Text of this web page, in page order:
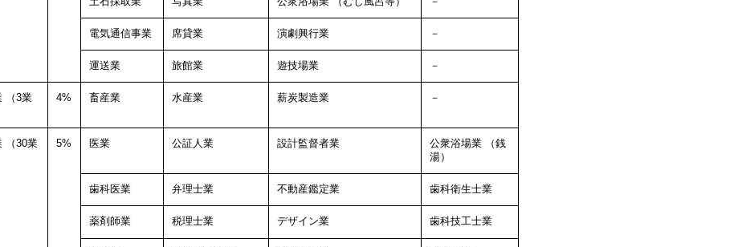
電気通信事業 席貸業 演劇興行業 －
運送業 旅館業 遊技場業 －
（3業
4% 畜産業 水産業 薪炭製造業 －
（30業
5% 医業 公証人業 設計監督者業 公衆浴場業
（銭
湯）
歯科医業 弁理士業 不動産鑑定業 歯科衛生士業
薬剤師業 税理士業 デザイン業 歯科技工士業